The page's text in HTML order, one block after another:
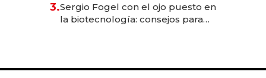
anticipación y prepara apertura
3.Sergio Fogel con el ojo puesto en
la biotecnología: consejos para